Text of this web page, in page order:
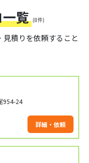
覧 (8件)
見積りを依頼すること
954-24
詳細・依頼